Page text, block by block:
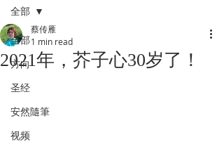
全部
方向
圣经
安然隨筆
视频
全部
2021年，芥子心30岁了！
蔡传雁
1 min read